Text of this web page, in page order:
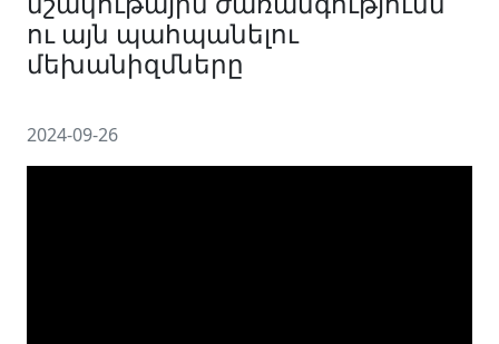
Արցախի ոչ նյութական
մշակութային
մեխանիզմները
2024-09-26